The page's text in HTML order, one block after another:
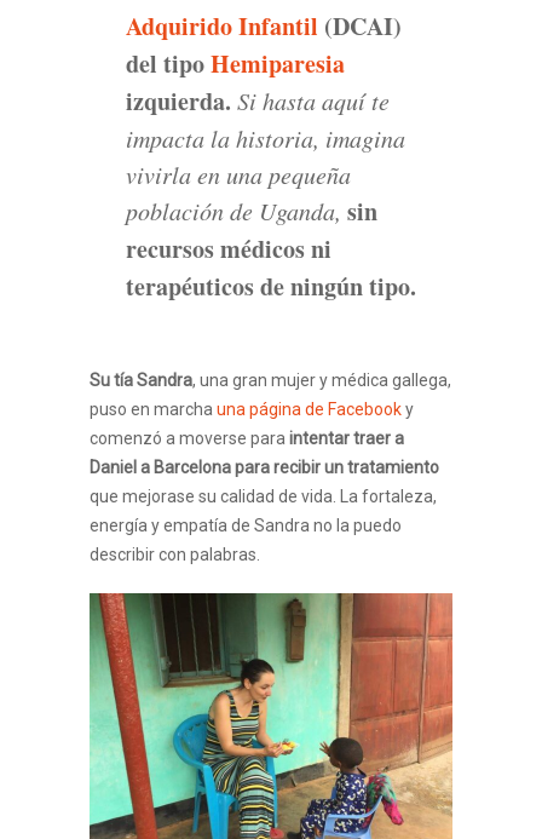
Adquirido Infantil (DCAI)
del tipoHemiparesia
izquierda. Si hasta aquí te
impacta la historia, imagina
vivirla en una pequeña
población de Uganda, sin
recursos médicos ni
terapéuticos de ningún tipo.
Su tía Sandra, una gran mujer y médica gallega,
puso en marchauna página de Facebooky
comenzó a moverse paraintentar traer a
Daniel a Barcelona para recibir un tratamiento
que mejorase su calidad de vida. La fortaleza,
energía y empatía de Sandra no la puedo
describir con palabras.